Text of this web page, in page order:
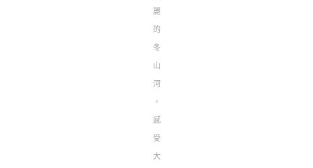
麗
的
冬
山
河
，
感
受
大